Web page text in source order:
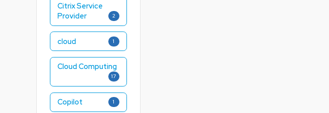
Citrix Service
Provider
2
cloud 1
Cloud Computing
17
Copilot 1